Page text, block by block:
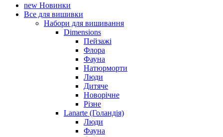
new Новинки
Все для вишивки
Набори для вишивання
Dimensions
Пейзажі
Флора
Фауна
Натюрморти
Люди
Дитяче
Новорічне
Різне
Lanarte (Голандія)
Люди
Фауна